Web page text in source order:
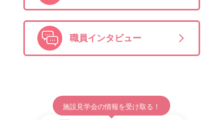
職員インタビュー
施設見学会の情報を受け取る！